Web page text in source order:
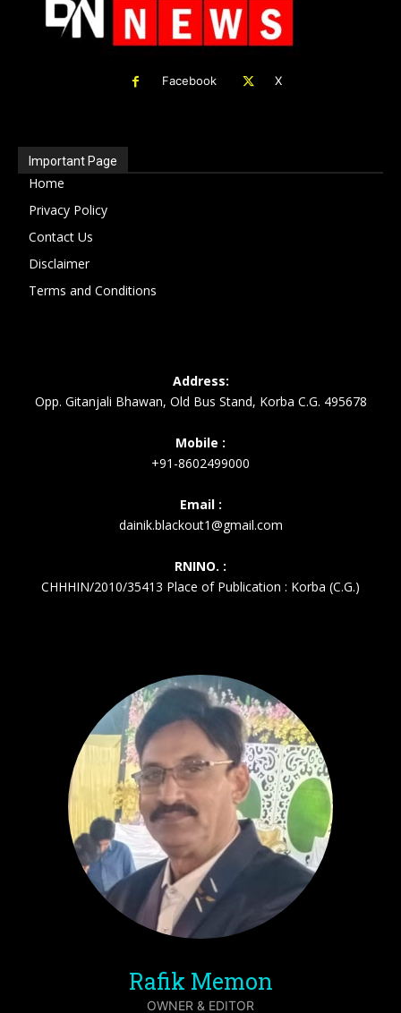
Facebook X
Important Page
Home
Privacy Policy
Contact Us
Disclaimer
Terms and Conditions
Address:
Opp. Gitanjali Bhawan, Old Bus Stand, Korba C.G. 495678
Mobile :
+91-8602499000
Email :
dainik.blackout1@gmail.com
RNINO. :
CHHHIN/2010/35413 Place of Publication : Korba (C.G.)
Rafik Memon
OWNER & EDITOR